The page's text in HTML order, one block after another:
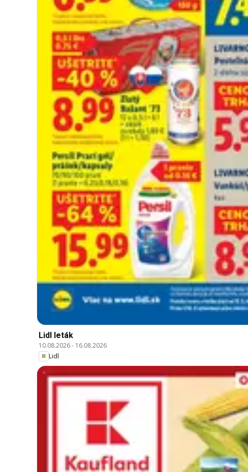
Lidl leták
10.08.2026- 16.08.2026
Lidl